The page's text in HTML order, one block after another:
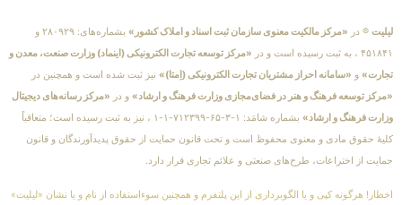
لیلیت ® در «مرکز مالکیت معنوی سازمان ثبت اسناد و املاک کشور»
بشماره‌های: ۲۸۰۹۲۹ و
۴۵۱۸۴۱ ، به ثبت رسیده است و در
«مرکز توسعه تجارت الکترونیکی (اینماد) وزارت صنعت، معدن و
تجارت» و «سامانه احراز مشتریان تجارت الکترونیکی (اِمتا)» نیز ثبت شده است و همچنین در
«مرکز توسعه فرهنگ و هنر در فضای‌مجازی وزارت فرهنگ و ارشاد» و در «مرکز رسانه‌های دیجیتال
وزارت فرهنگ و ارشاد»
بشماره شامَد: ۱-۳-۶۵-۷۱۲۳۹۹-۱-۱ ، نیز به ثبت رسیده است؛ متعاقباً
کلیهٔ حقوق مادی و معنوی محفوظ است و تحت قانون حمایت از حقوق پدیدآورندگان و قانون
حمایت از اختراعات، طرح‌های صنعتی و علائم تجاری قرار دارد.
اخطار! هرگونه کپی و یا الگوبرداری از این پلتفرم و همچنین سوءاستفاده از نام و یا نشان «لیلیت»